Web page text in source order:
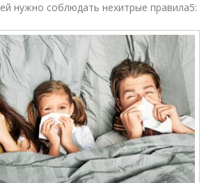
нужно соблюдать нехитрые правила5: